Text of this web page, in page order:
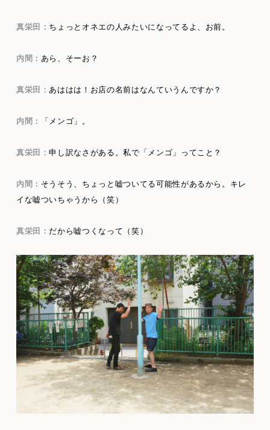
真栄田： ちょっとオネエの人みたいになってるよ、お前。
内間： あら、そーお？
真栄田：あははは！お店の名前はなんていうんですか？
内間： 「メンゴ」。
真栄田：申し訳なさがある。私で「メンゴ」ってこと？
内間： そうそう、ちょっと嘘ついてる可能性があるから。キレ
イな嘘ついちゃうから（笑）
真栄田： だから嘘つくなって（笑）